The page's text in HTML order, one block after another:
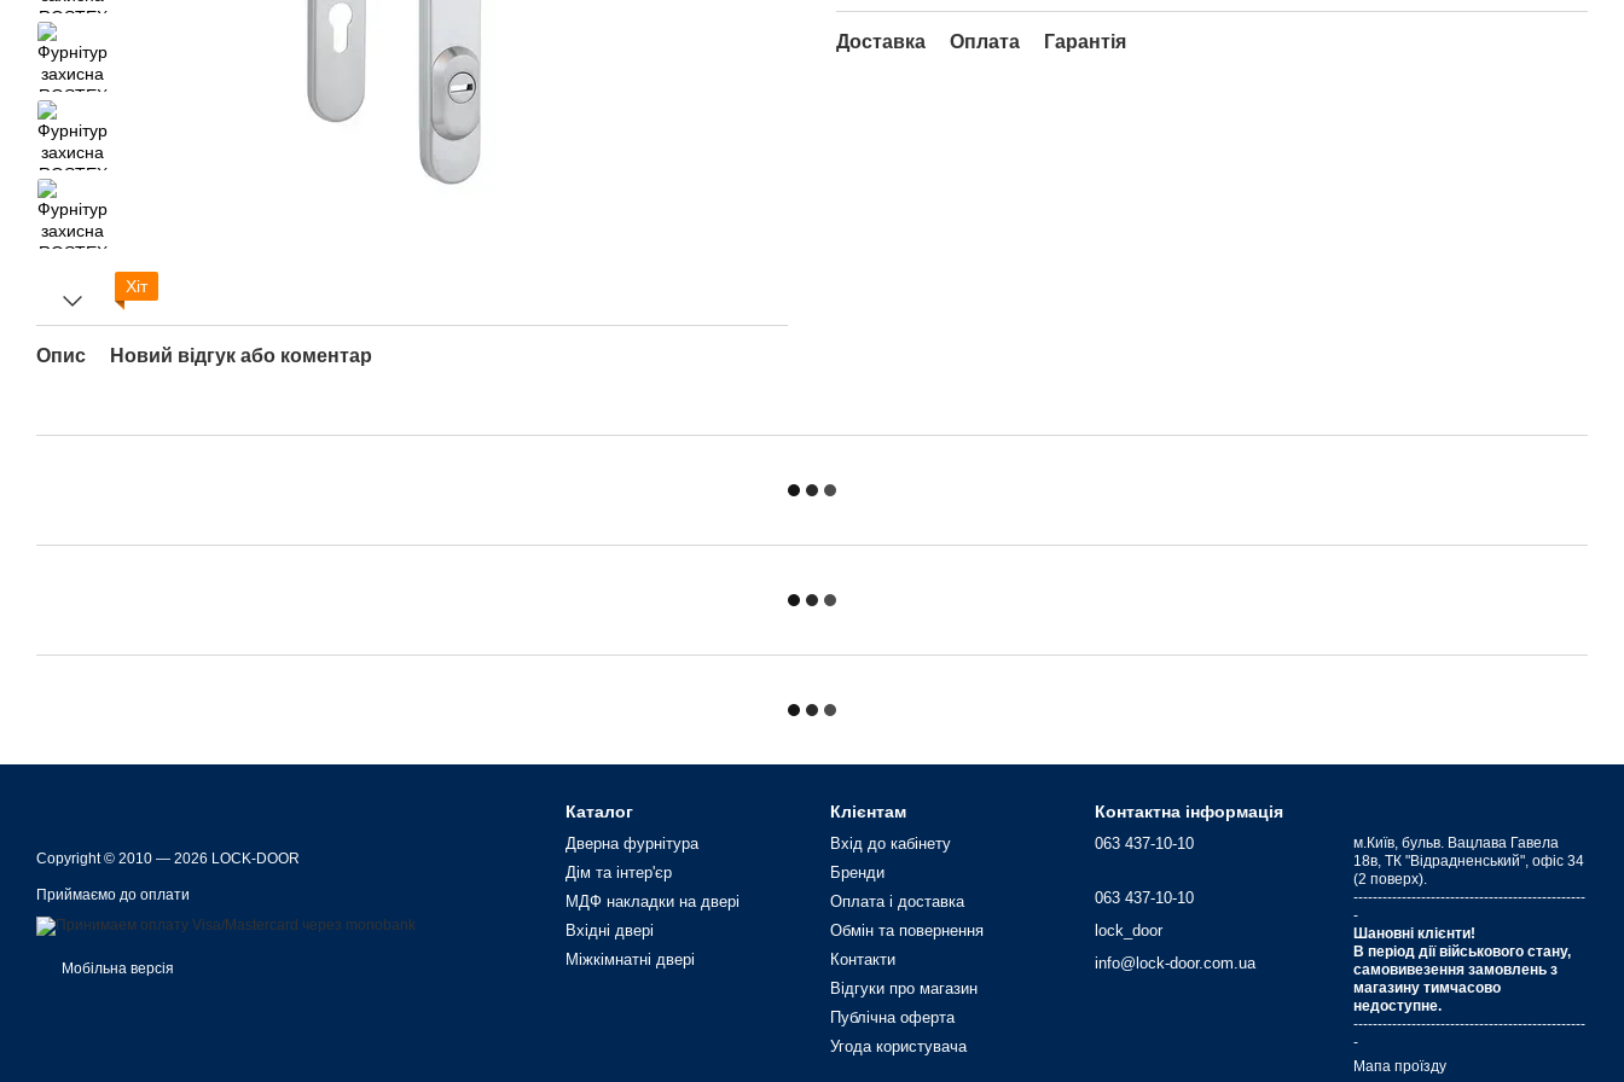
Хіт
Опис Новий відгук або коментар
Доставка Оплата Гарантія
Copyright © 2010 — 2026 LOCK-DOOR
Приймаємо до оплати
Мобільна версія
Каталог
Дверна фурнітура
Дім та інтер'єр
МДФ накладки на двері
Вхідні двері
Міжкімнатні двері
Клієнтам
Вхід до кабінету
Бренди
Оплата і доставка
Обмін та повернення
Контакти
Відгуки про магазин
Публічна оферта
Угода користувача
Контактна інформація
063 437-10-10
063 437-10-10
lock_door
info@lock-door.com.ua
м.Київ, бульв. Вацлава Гавела
18в, ТК "Відрадненський", офіс 34
(2 поверх).
------------------------------------------------
-
Шановні клієнти!
В період дії військового стану,
самовивезення замовлень з
магазину тимчасово
недоступне.
------------------------------------------------
-
Мапа проїзду